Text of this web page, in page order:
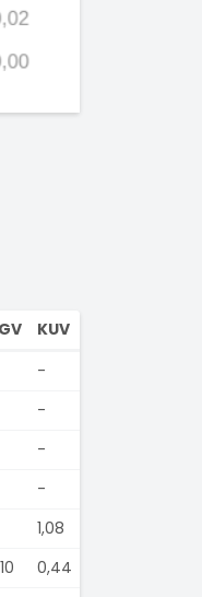
KUV
-
-
-
-
1,08
0,44